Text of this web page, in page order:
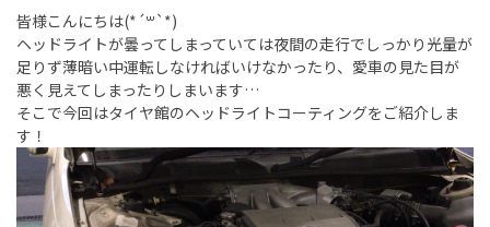
皆様こんにちは(*´꒳`*)
ヘッドライトが曇ってしまっていては夜間の走行でしっかり光量が
足りず薄暗い中運転しなければいけなかったり、愛車の見た目が
悪く見えてしまったりしまいます…
そこで今回はタイヤ館のヘッドライトコーティングをご紹介しま
す！